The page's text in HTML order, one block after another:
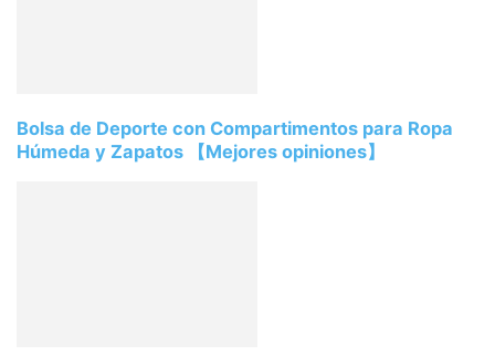
Bolsa de Deporte con Compartimentos para Ropa
Húmeda y Zapatos 【Mejores opiniones】